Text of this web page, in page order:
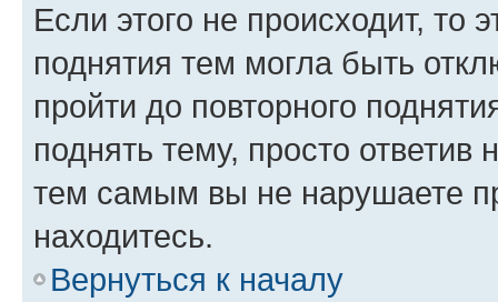
Если этого не происходит, то
поднятия тем могла быть
пройти до повторного
поднять тему, просто ответив
тем самым вы не нарушаете
находитесь.
Вернуться к началу